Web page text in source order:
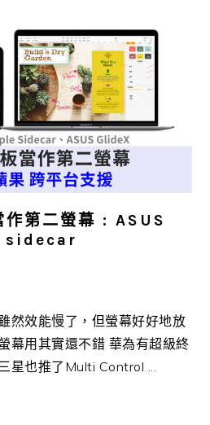
作第二螢幕 : ASUS
sidecar
然效能慢了，但螢幕好好地放
幕用其實還不錯 華為有超級終
星也推了Multi Control ...